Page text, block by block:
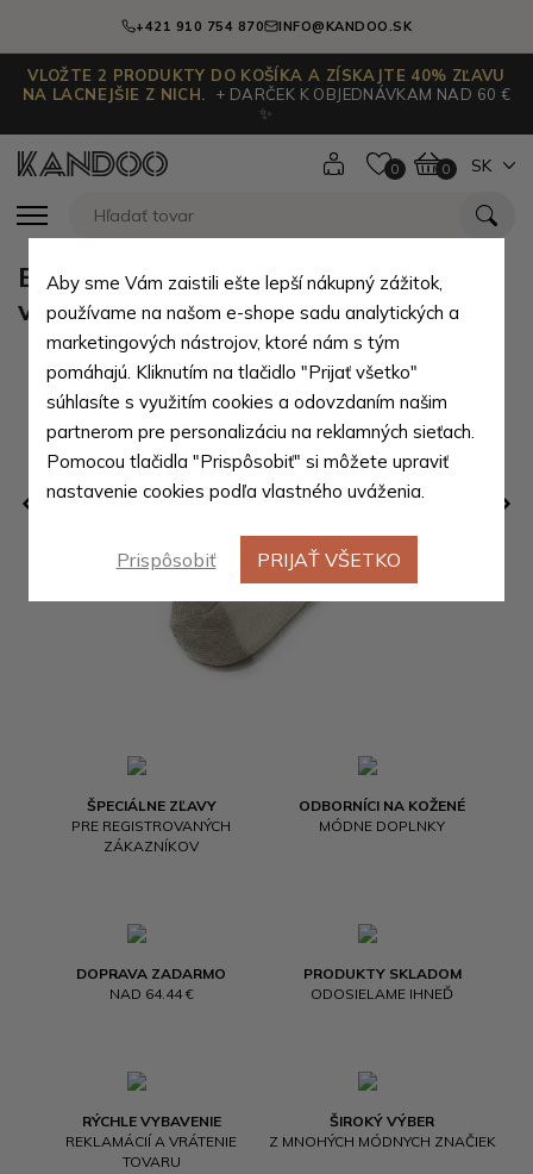
+421 910 754 870 INFO@KANDOO.SK
VLOŽTE 2 PRODUKTY DO KOŠÍKA A ZÍSKAJTE 40% ZĽAVU
NA LACNEJŠIE Z NICH.
+ DARČEK K OBJEDNÁVKAM NAD 60 €
✨
0 0 SK
ŠPECIÁLNE ZĽAVY
PRE REGISTROVANÝCH
ZÁKAZNÍKOV
ODBORNÍCI NA KOŽENÉ
MÓDNE DOPLNKY
DOPRAVA ZADARMO
NAD 64.44 €
PRODUKTY SKLADOM
ODOSIELAME IHNEĎ
RÝCHLE VYBAVENIE
REKLAMÁCIÍ A VRÁTENIE
TOVARU
ŠIROKÝ VÝBER
Z MNOHÝCH MÓDNYCH ZNAČIEK
Béžové kojenecké dívčí ponožky se
vzorem Darell 0 - 6 měsíců
Aby sme Vám zaistili ešte lepší nákupný zážitok,
používame na našom e-shope sadu analytických a
marketingových nástrojov, ktoré nám s tým
pomáhajú. Kliknutím na tlačidlo "Prijať všetko"
súhlasíte s využitím cookies a odovzdaním našim
partnerom pre personalizáciu na reklamných sieťach.
Pomocou tlačidla "Prispôsobiť" si môžete upraviť
nastavenie cookies podľa vlastného uváženia.
Prispôsobiť PRIJAŤ VŠETKO